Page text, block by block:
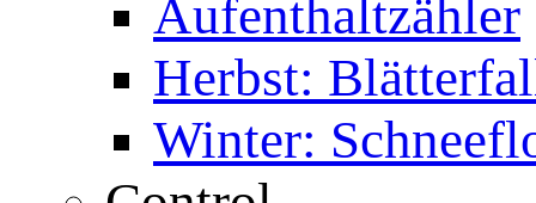
Aufenthaltzähler
Herbst:
Winter: